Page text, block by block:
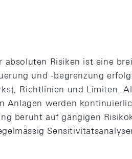
absoluten Risiken ist eine
und -begrenzung
Richtlinien und Limiten.
Anlagen werden
beruht auf gängigen